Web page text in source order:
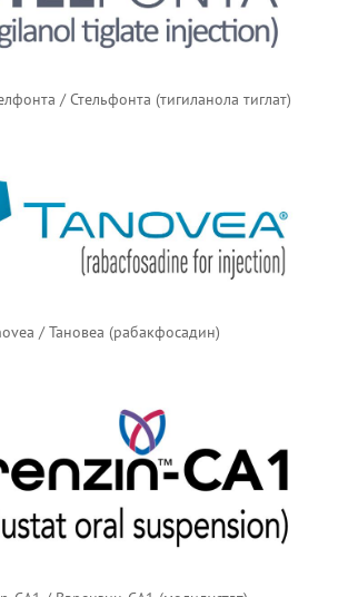
/ Стельфонта (тигиланола тиглат)
/ Тановеа (рабакфосадин)